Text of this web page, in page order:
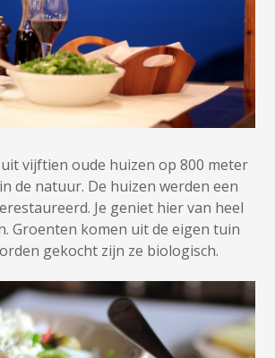
vijftien oude huizen op 800 meter
de natuur. De huizen werden een
Je geniet hier van heel
Groenten komen uit de eigen tuin
gekocht zijn ze biologisch.